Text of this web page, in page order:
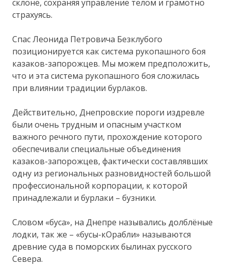
склоне, сохраняя управление телом и грамотно
страхуясь.
Спас Леонида Петровича Безклубого
позиционируется как система рукопашного боя
казаков-запорожцев. Мы можем предположить,
что и эта система рукопашного боя сложилась
при влиянии традиции бурлаков.
Действительно, Днепровские пороги издревле
были очень трудным и опасным участком
важного речного пути, прохождение которого
обеспечивали специальные объединения
казаков-запорожцев, фактически составлявших
одну из региональных разновидностей большой
профессиональной корпорации, к которой
принадлежали и бурлаки – бузники.
Словом «буса», на Днепре назывались долблёные
лодки, так же – «бусы-кОрабли» называются
древние суда в поморских былинах русского
Севера.